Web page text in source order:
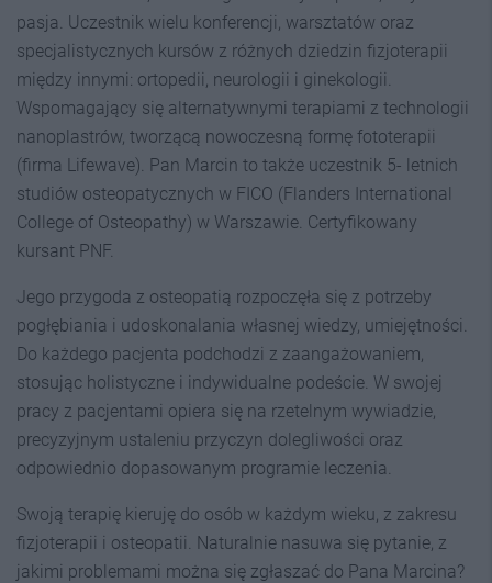
pasja. Uczestnik wielu konferencji, warsztatów oraz
specjalistycznych kursów z różnych dziedzin fizjoterapii
między innymi: ortopedii, neurologii i ginekologii.
Wspomagający się alternatywnymi terapiami z technologii
nanoplastrów, tworzącą nowoczesną formę fototerapii
(firma Lifewave). Pan Marcin to także uczestnik 5- letnich
studiów osteopatycznych w FICO (Flanders International
College of Osteopathy) w Warszawie. Certyfikowany
kursant PNF.
Jego przygoda z osteopatią rozpoczęła się z potrzeby
pogłębiania i udoskonalania własnej wiedzy, umiejętności.
Do każdego pacjenta podchodzi z zaangażowaniem,
stosując holistyczne i indywidualne podeście. W swojej
pracy z pacjentami opiera się na rzetelnym wywiadzie,
precyzyjnym ustaleniu przyczyn dolegliwości oraz
odpowiednio dopasowanym programie leczenia.
Swoją terapię kieruję do osób w każdym wieku, z zakresu
fizjoterapii i osteopatii. Naturalnie nasuwa się pytanie, z
jakimi problemami można się zgłaszać do Pana Marcina?